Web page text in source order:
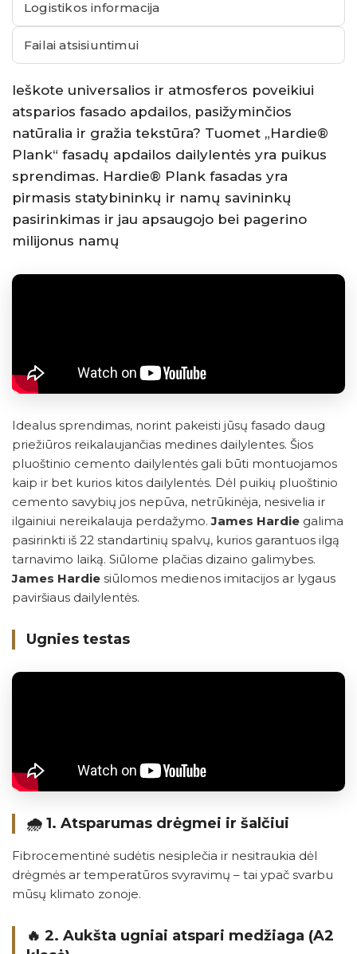
Logistikos informacija
Failai atsisiuntimui
Ieškote universalios ir atmosferos poveikiui
atsparios fasado apdailos, pasižyminčios
natūralia ir gražia tekstūra? Tuomet „Hardie®
Plank“ fasadų apdailos dailylentės yra puikus
sprendimas. Hardie® Plank fasadas yra
pirmasis statybininkų ir namų savininkų
pasirinkimas ir jau apsaugojo bei pagerino
milijonus namų
Idealus sprendimas, norint pakeisti jūsų fasado daug
priežiūros reikalaujančias medines dailylentes. Šios
pluoštinio cemento dailylentės gali būti montuojamos
kaip ir bet kurios kitos dailylentės. Dėl puikių pluoštinio
cemento savybių jos nepūva, netrūkinėja, nesivelia ir
ilgainiui nereikalauja perdažymo.James Hardie galima
pasirinkti iš 22 standartinių spalvų, kurios garantuos ilgą
tarnavimo laiką. Siūlome plačias dizaino galimybes.
James Hardie siūlomos medienos imitacijos ar lygaus
paviršiaus dailylentės.
Ugnies testas
🌧️ 1. Atsparumas drėgmei ir šalčiui
Fibrocementinė sudėtis nesiplečia ir nesitraukia dėl
drėgmės ar temperatūros svyravimų – tai ypač svarbu
mūsų klimato zonoje.
🔥 2. Aukšta ugniai atspari medžiaga (A2